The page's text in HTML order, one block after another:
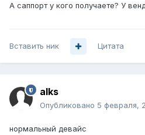
А саппорт у кого получаете? У
Вставить ник Цитата
alks
Опубликовано 5 февраля,
нормальный девайс